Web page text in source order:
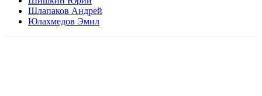
Шлапаков Андрей
Юлахмедов Эмил